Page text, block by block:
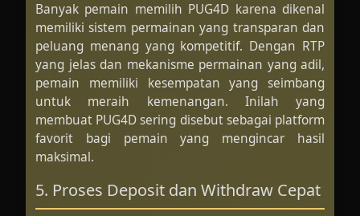
Banyak pemain memilih PUG4D karena dikenal
memiliki sistem permainan yang transparan dan
peluang menang yang kompetitif. Dengan RTP
yang jelas dan mekanisme permainan yang adil,
pemain memiliki kesempatan yang seimbang
untuk meraih kemenangan. Inilah yang
membuat PUG4D sering disebut sebagai platform
favorit bagi pemain yang mengincar hasil
maksimal.
5. Proses Deposit dan Withdraw Cepat